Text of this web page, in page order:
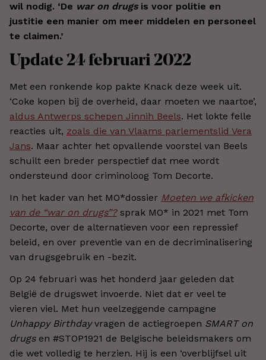
wil nodig. ‘De war on drugsis voor politie en
justitie een manier om meer middelen en personeel
te claimen.’
Update 24 februari 2022
Met een ronkende kop pakte Knack deze week uit.
‘Coke kopen bij de overheid, daar moeten we naartoe’,
aldus Antwerps schepen Jinnih Beels. Het lokte felle
reacties uit, zoals die van Vlaams parlementslid Vera
Jans. Maar achter het opvallende voorstel van Beels
schuilt een breder perspectief dat mee wordt
ondersteund door criminoloog Tom Decorte.
In het kader van het MO*dossier Moeten we afkicken
van de “war on drugs”?sprak MO* in 2021 met Tom
Decorte, over de alternatieven voor een repressief
beleid, en over preventie van en de decriminalisering
van drugsgebruik en -bezit.
Op 24 februari was het honderd jaar geleden dat
België de drugswet invoerde. Niet dat er veel te
vieren viel. Met hun veelzeggende campagne
Unhappy Birthdayvragen de actiegroepen SMART on
drugsen #STOP1921 de Belgische beleidsmakers om
die wet volledig te herzien. Hij is een ‘overblijfsel uit